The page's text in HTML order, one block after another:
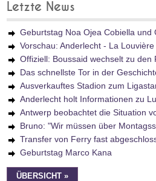
Letzte News
Geburtstag Noa Ojea Cobiella und
Vorschau: Anderlecht - La Louvière
Offiziell: Boussaid wechselt zu den
Das schnellste Tor in der
Ausverkauftes Stadion zum
Anderlecht holt Informationen zu
Antwerp beobachtet die Situation
Bruno: "Wir müssen über
Transfer von Ferry fast
Geburtstag Marco Kana
ÜBERSICHT »